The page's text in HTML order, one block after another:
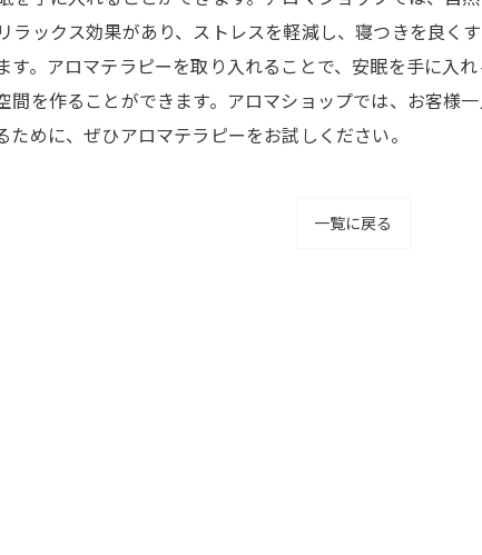
ラックス効果があり、ストレスを軽減し、寝つきを良く
。アロマテラピーを取り入れることで、安眠を手に入
間を作ることができます。アロマショップでは、お客様
めに、ぜひアロマテラピーをお試しください。
一覧に戻る